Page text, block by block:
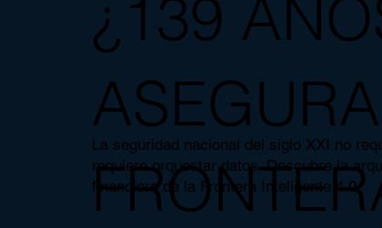
¿139
La seguridad nacional del siglo XXI no
requiere orquestar datos. Descubre la
financiero de la Frontera Inteligente 4.0.